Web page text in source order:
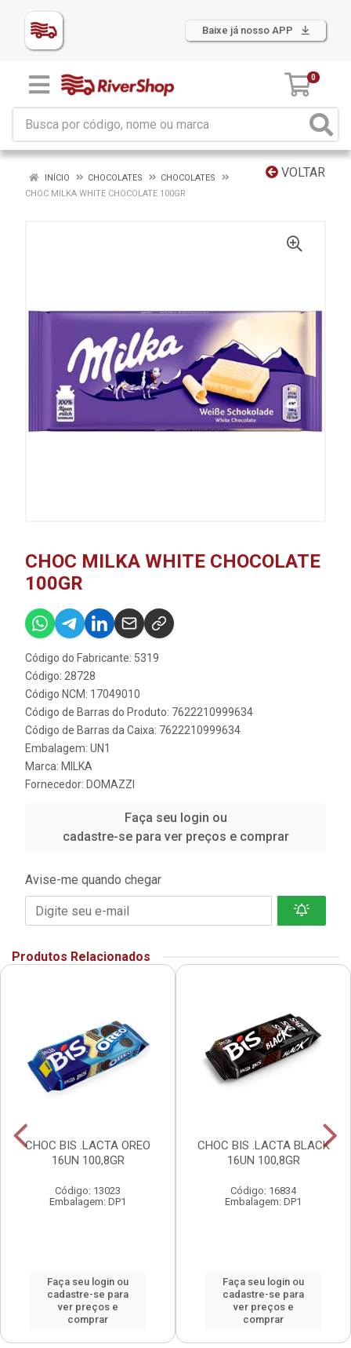
Baixe já nosso APP
0
VOLTAR
INÍCIO CHOCOLATES
CHOCOLATES
CHOC MILKA WHITE CHOCOLATE 100GR
CHOC MILKA WHITE CHOCOLATE
100GR
Código do Fabricante: 5319
Código: 28728
Código NCM: 17049010
Código de Barras do Produto: 7622210999634
Código de Barras da Caixa: 7622210999634
Embalagem: UN1
Marca: MILKA
Fornecedor: DOMAZZI
Faça seu login ou
cadastre-se para ver preços e comprar
Avise-me quando chegar
Produtos Relacionados
CHOC BIS .LACTA OREO
16UN 100,8GR
Código: 13023
Embalagem: DP1
Faça seu login ou
cadastre-se para
ver preços e
comprar
CHOC BIS .LACTA BLACK
16UN 100,8GR
Código: 16834
Embalagem: DP1
Faça seu login ou
cadastre-se para
ver preços e
comprar